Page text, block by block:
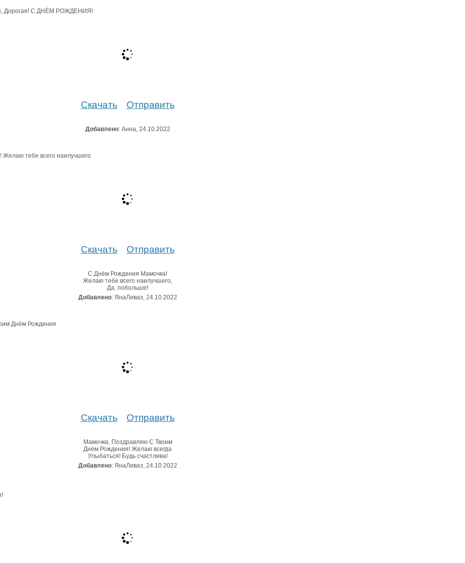
Скачать Отправить
Добавлено: Анна, 24.10.2022
Скачать Отправить
С Днём Рождения Мамочка!
Желаю тебе всего наилучшего,
Да, побольше!
Добавлено: ЯнаЛиваз, 24.10.2022
Скачать Отправить
Мамочка, Поздравляю С Твоим
Днём Рождения! Желаю всегда
Улыбаться! Будь счастлива!
Добавлено: ЯнаЛиваз, 24.10.2022